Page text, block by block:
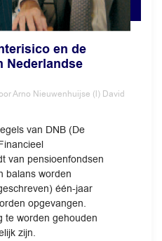
en de
Nederlandse
Arno Nieuwenhuijse (l) David
van DNB (De
van pensioenfondsen
balans worden
één-jaar
opgevangen.
te worden gehouden
zijn.